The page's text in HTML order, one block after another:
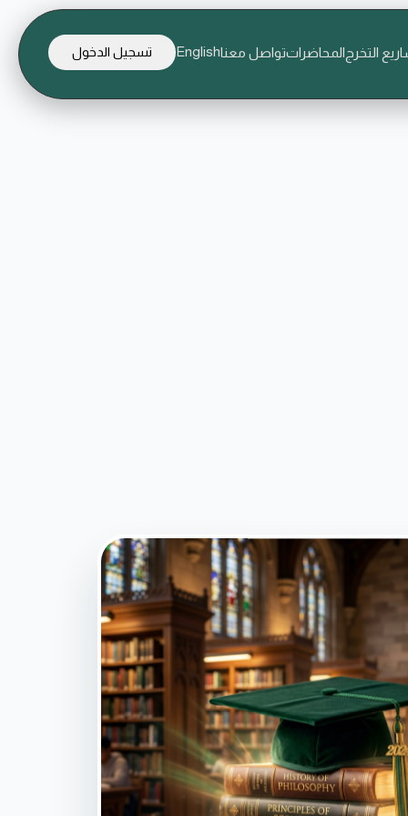
التخرجالمحاضراتتواصل معناEnglish تسجيل الدخول